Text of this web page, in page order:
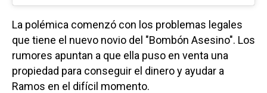
La polémica comenzó con los problemas legales
que tiene el nuevo novio del "Bombón Asesino". Los
rumores apuntan a que ella puso en venta una
propiedad para conseguir el dinero y ayudar a
Ramos en el difícil momento.